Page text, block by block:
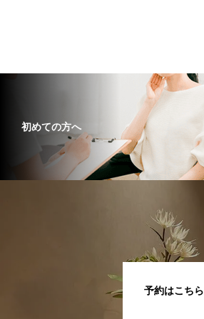
初めての方へ
予約はこちら